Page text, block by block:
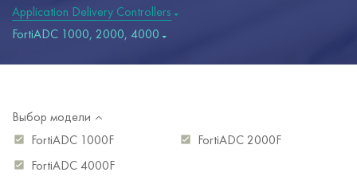
Application Delivery Controllers
FortiADC 1000, 2000, 4000
Выбор модели
FortiADC 1000F
FortiADC 2000F
FortiADC 4000F